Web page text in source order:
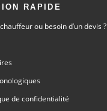
RAPIDE
ou besoin d’un devis ?
de confidentialité